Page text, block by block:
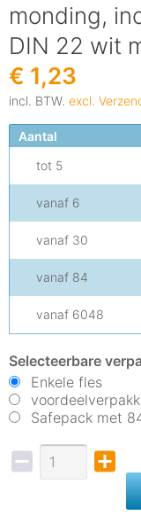
monding,
DIN 22 wit
€ 1,23
incl. BTW. excl.
Aantal
tot 5
vanaf 6
vanaf 30
vanaf 84
vanaf 6048
Selecteerbare
Enkele fles
Safepack met